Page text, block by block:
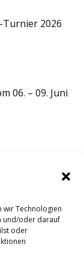
wir Technologien
und/oder darauf
oder
2026
06. – 09. Juni
Stetten-